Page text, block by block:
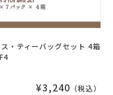
・ティーバッグセット 4箱
¥3,240 （税込）